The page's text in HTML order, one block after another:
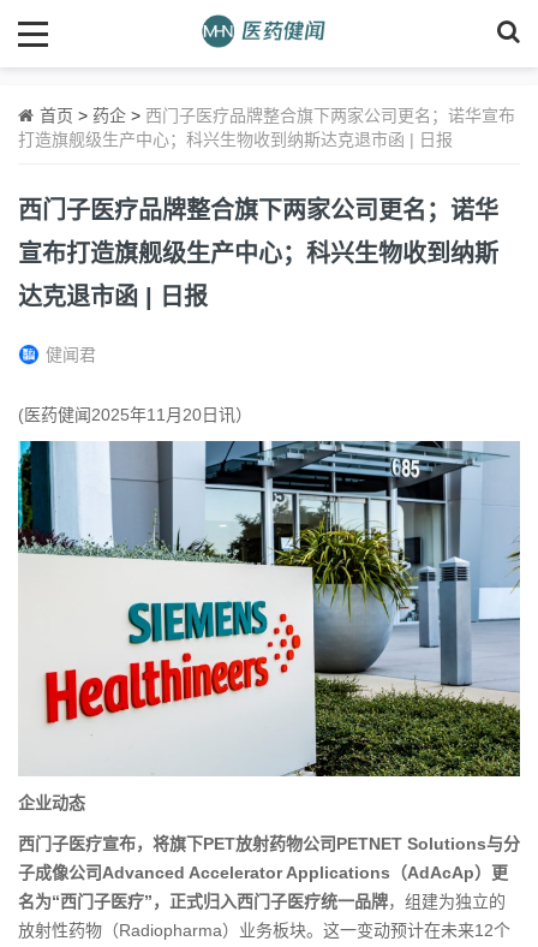
首页 > 药企 > 西门子医疗品牌整合旗下两家公司更名；诺华宣布
打造旗舰级生产中心；科兴生物收到纳斯达克退市函 | 日报
西门子医疗品牌整合旗下两家公司更名；诺华
宣布打造旗舰级生产中心；科兴生物收到纳斯
达克退市函 | 日报
健闻君
(医药健闻2025年11月20日讯）
企业动态
西门子医疗宣布，将旗下PET放射药物公司PETNET Solutions与分
子成像公司Advanced Accelerator Applications（AdAcAp）更
名为“西门子医疗”，正式归入西门子医疗统一品牌，组建为独立的
放射性药物（Radiopharma）业务板块。这一变动预计在未来12个